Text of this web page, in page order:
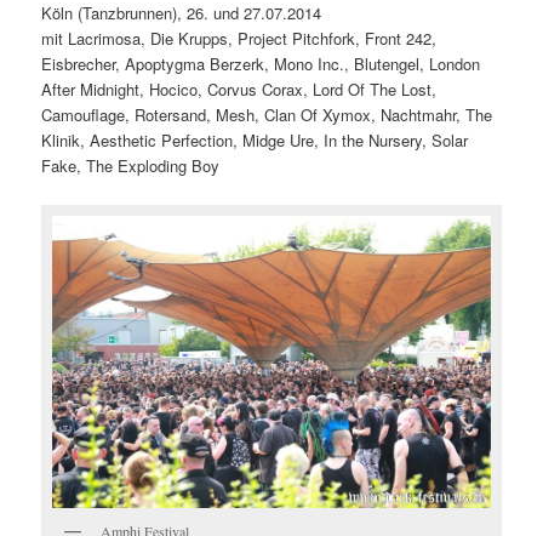
Köln (Tanzbrunnen), 26. und 27.07.2014
mit Lacrimosa, Die Krupps, Project Pitchfork, Front 242,
Eisbrecher, Apoptygma Berzerk, Mono Inc., Blutengel, London
After Midnight, Hocico, Corvus Corax, Lord Of The Lost,
Camouflage, Rotersand, Mesh, Clan Of Xymox, Nachtmahr, The
Klinik, Aesthetic Perfection, Midge Ure, In the Nursery, Solar
Fake, The Exploding Boy
Amphi Festival